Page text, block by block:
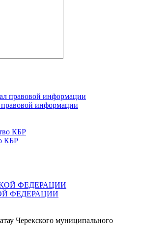
информации
КБР
ФЕДЕРАЦИИ
Черекского муниципального